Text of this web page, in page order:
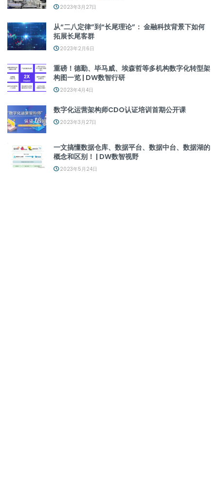
2023年3月27日
从“二八定律”到“长尾理论”： 金融科技背景下如何
拓展长尾客群
2023年2月6日
重磅！德勤、毕马威、埃森哲等多机构数字化转型架
构图一览 | DW数智行研
2023年4月4日
数字化运营架构师CDO认证培训首期公开课
2023年3月27日
一文搞懂数据仓库、数据平台、数据中台、数据湖的
概念和区别！ | DW数智视野
2023年5月24日